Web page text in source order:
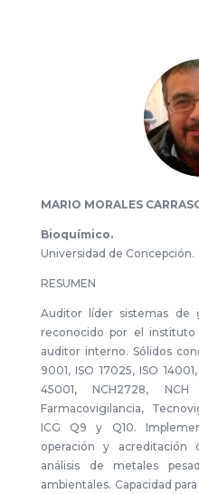
MARIO MORALES
Bioquímico.
Universidad de Concepción.
RESUMEN
Auditor líder sistemas de
reconocido por el
auditor interno. Sólidos
9001, ISO 17025, ISO
45001, NCH2728,
Farmacovigilancia,
ICG Q9 y Q10.
operación y acreditación
análisis de metales
ambientales. Capacidad